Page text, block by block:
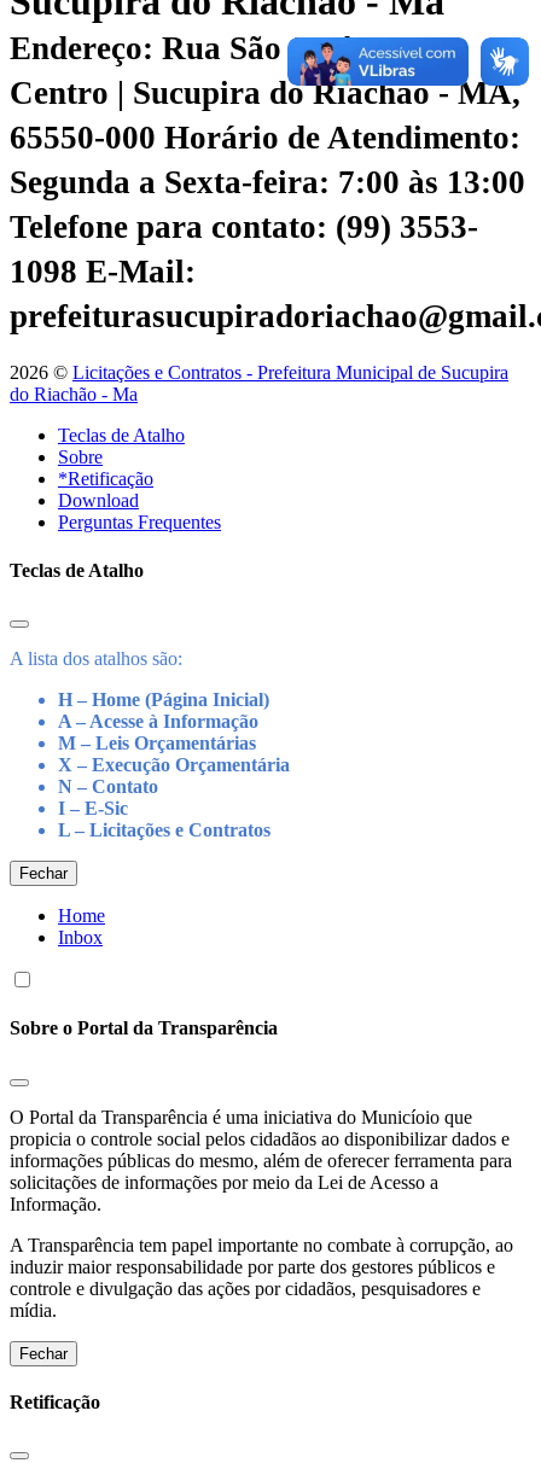
Endereço: Rua São José, 479,
Centro | Sucupira do Riachão - MA,
65550-000 Horário de Atendimento:
Segunda a Sexta-feira: 7:00 às 13:00
Telefone para contato: (99) 3553-
1098 E-Mail:
2026 © Licitações e Contratos - Prefeitura Municipal de Sucupira
do Riachão - Ma
Teclas de Atalho
Sobre
*Retificação
Download
Perguntas Frequentes
Teclas de Atalho
A lista dos atalhos são:
H – Home (Página Inicial)
A – Acesse à Informação
M – Leis Orçamentárias
X – Execução Orçamentária
N – Contato
I – E-Sic
L – Licitações e Contratos
Fechar
Home
Inbox
Sobre o Portal da Transparência
O Portal da Transparência é uma iniciativa do Municíoio que
propicia o controle social pelos cidadãos ao disponibilizar dados e
informações públicas do mesmo, além de oferecer ferramenta para
solicitações de informações por meio da Lei de Acesso a
Informação.
A Transparência tem papel importante no combate à corrupção, ao
induzir maior responsabilidade por parte dos gestores públicos e
controle e divulgação das ações por cidadãos, pesquisadores e
mídia.
Fechar
Retificação